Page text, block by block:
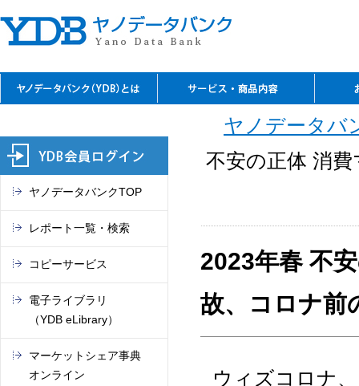
閲覧
電子
（
レファレンスサービス
YDBコピーサービス
デジタルコンテンツ
マー
オン
これ
市場
TSR
セミナーのご案内
閲覧室アクセス
お問
（入
ご入
ご契
よく
ご案
ヤノデータバ
不安の正体 消
2023年春 不
故、コロナ前
ウィズコロナ
ヤノデータバンクTOP
レポート一覧・検索
コピーサービス
電子ライブラリ
（YDB eLibrary）
マーケットシェア事典
オンライン